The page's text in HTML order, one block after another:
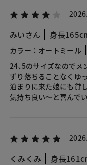
みいさん 身長
カラー：オートミール
24､5のサイズなのでメ
ずり落ちることなくゆ
泊まりに来た娘にも貸
気持ち良い〜と喜んで
くみくみ 身長